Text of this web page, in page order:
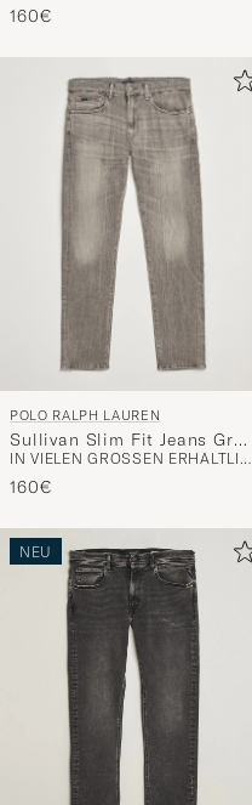
160€
POLO RALPH LAUREN
Sullivan Slim Fit Jeans Grey
Warren Stretch
IN VIELEN GRÖSSEN ERHÄLTLICH
160€
NEU